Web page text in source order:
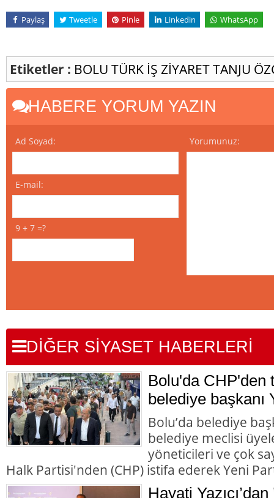
Paylaş Tweetle Pinle Linkedin WhatsApp
Etiketler : BOLU TÜRK İŞ ZİYARETTANJU
HABERE YORUM YAZIN
Ad Soyad:
E-mail:
9 + 7 =?
Yorumunuz:
DİĞER SİYASET HABERLERİ
Bolu'da CHP'den
belediye başkanı
Bolu’da belediye
belediye meclisi
yöneticileri ve çok
Halk Partisi'nden (CHP) istifa ederek Yeni
Hayati